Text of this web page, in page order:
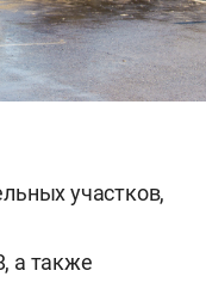
участков,
а также